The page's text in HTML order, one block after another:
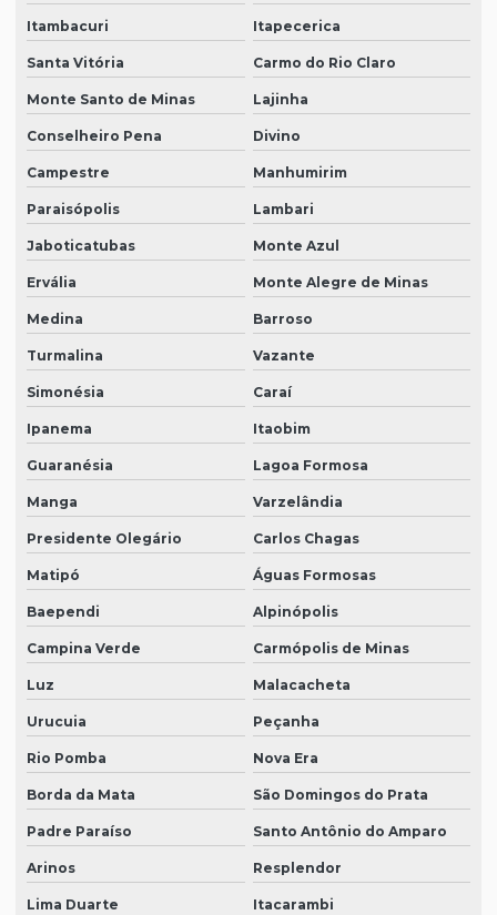
Itambacuri Itapecerica
Santa Vitória Carmo do Rio Claro
Monte Santo de Minas Lajinha
Conselheiro Pena Divino
Campestre Manhumirim
Paraisópolis Lambari
Jaboticatubas Monte Azul
Ervália Monte Alegre de Minas
Medina Barroso
Turmalina Vazante
Simonésia Caraí
Ipanema Itaobim
Guaranésia Lagoa Formosa
Manga Varzelândia
Presidente Olegário Carlos Chagas
Matipó Águas Formosas
Baependi Alpinópolis
Campina Verde Carmópolis de Minas
Luz Malacacheta
Urucuia Peçanha
Rio Pomba Nova Era
Borda da Mata São Domingos do Prata
Padre Paraíso Santo Antônio do Amparo
Arinos Resplendor
Lima Duarte Itacarambi